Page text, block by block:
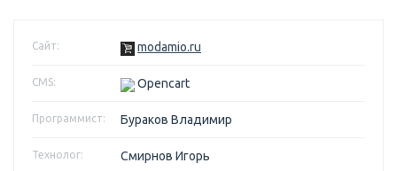
Сайт: modamio.ru
CMS: Opencart
Программист: Бураков Владимир
Технолог: Смирнов Игорь